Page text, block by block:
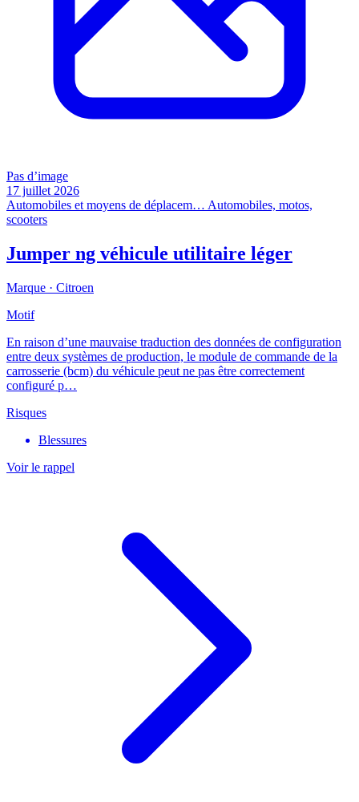
Pas d’image
17 juillet 2026
Automobiles et moyens de déplacem… Automobiles, motos,
scooters
Jumper ng véhicule utilitaire léger
Marque · Citroen
Motif
En raison d’une mauvaise traduction des données de configuration
entre deux systèmes de production, le module de commande de la
carrosserie (bcm) du véhicule peut ne pas être correctement
configuré p…
Risques
Blessures
Voir le rappel